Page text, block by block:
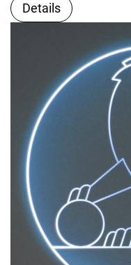
Details